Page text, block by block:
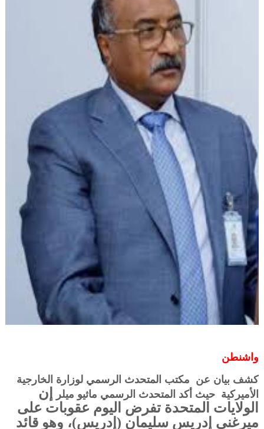
واشنطن
كشف بيان عن مكتب المتحدث الرسمي لوزارة الخارجية
الأميركية حيث أكد المتحدث الرسمي ماثيو ميلر
إن
الولايات المتحدة تفرض اليوم عقوبات على
ميرغني إدريس سليمان (إدريس)، وهو قائد